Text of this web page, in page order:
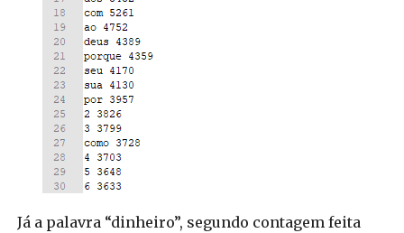
Já a palavra “dinheiro”, segundo contagem feita